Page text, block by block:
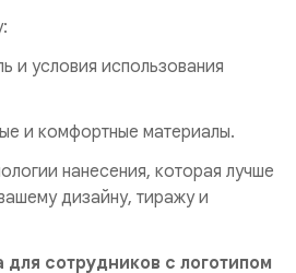
и условия использования
и комфортные материалы.
нанесения, которая лучше
дизайну, тиражу и
сотрудников с логотипом